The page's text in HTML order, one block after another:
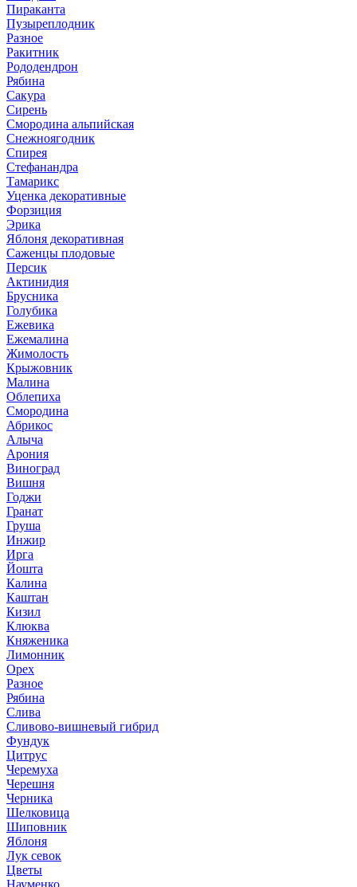
Пираканта
Пузыреплодник
Разное
Ракитник
Рододендрон
Рябина
Сакура
Сирень
Смородина альпийская
Снежноягодник
Спирея
Стефанандра
Тамарикс
Уценка декоративные
Форзиция
Эрика
Яблоня декоративная
Саженцы плодовые
Персик
Актинидия
Брусника
Голубика
Ежевика
Ежемалина
Жимолость
Крыжовник
Малина
Облепиха
Смородина
Абрикос
Алыча
Арония
Виноград
Вишня
Годжи
Гранат
Груша
Инжир
Ирга
Йошта
Калина
Каштан
Кизил
Клюква
Княженика
Лимонник
Орех
Разное
Рябина
Слива
Сливово-вишневый гибрид
Фундук
Цитрус
Черемуха
Черешня
Черника
Шелковица
Шиповник
Яблоня
Лук севок
Цветы
Науменко